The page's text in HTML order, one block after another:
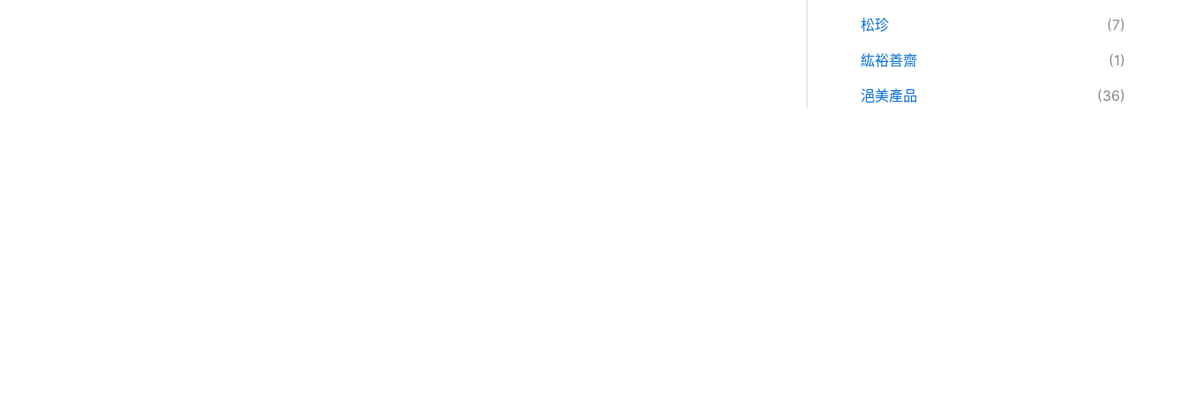
松珍
(7)
紘裕善齋
(1)
浥美產品
(36)